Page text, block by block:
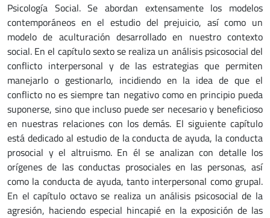
Psicología Social. Se abordan extensamente los modelos
contemporáneos en el estudio del prejuicio, así como un
modelo de aculturación desarrollado en nuestro contexto
social. En el capítulo sexto se realiza un análisis psicosocial del
conflicto interpersonal y de las estrategias que permiten
manejarlo o gestionarlo, incidiendo en la idea de que el
conflicto no es siempre tan negativo como en principio pueda
suponerse, sino que incluso puede ser necesario y beneficioso
en nuestras relaciones con los demás. El siguiente capítulo
está dedicado al estudio de la conducta de ayuda, la conducta
prosocial y el altruismo. En él se analizan con detalle los
orígenes de las conductas prosociales en las personas, así
como la conducta de ayuda, tanto interpersonal como grupal.
En el capítulo octavo se realiza un análisis psicosocial de la
agresión, haciendo especial hincapié en la exposición de las